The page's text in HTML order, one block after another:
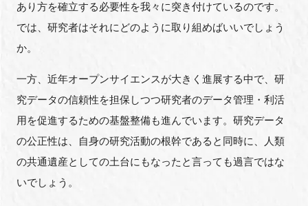
あり方を確立する必要性を我々に突き付けているのです。
では、研究者はそれにどのように取り組めばいいでしょう
か。
一方、近年オープンサイエンスが大きく進展する中で、研
究データの信頼性を担保しつつ研究者のデータ管理・利活
用を促進するための基盤整備も進んでいます。研究データ
の公正性は、自身の研究活動の根幹であると同時に、人類
の共通遺産としての土台にもなったと言っても過言ではな
いでしょう。